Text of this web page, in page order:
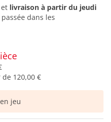
et livraison à partir du jeudi
dans les
de 120,00 €
en jeu